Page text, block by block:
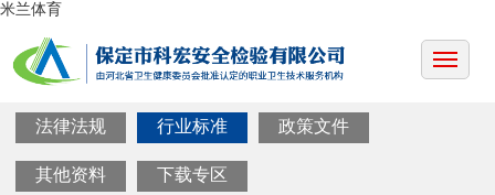
米兰体育
法律法规 行业标准 政策文件
其他资料 下载专区